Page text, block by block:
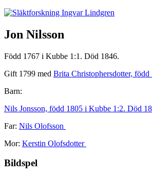
Jon Nilsson
Född 1767 i Kubbe 1:1. Död 1846.
Gift 1799 med Brita Christophersdotter,
Barn:
Nils Jonsson, född 1805 i Kubbe 1:2. Död
Far: Nils Olofsson
Mor: Kerstin Olofsdotter
Bildspel